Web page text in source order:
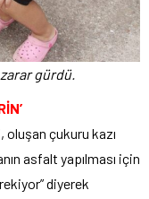
zarar gürdü.
oluşan çukuru kazı
asfalt yapılması için
diyerek